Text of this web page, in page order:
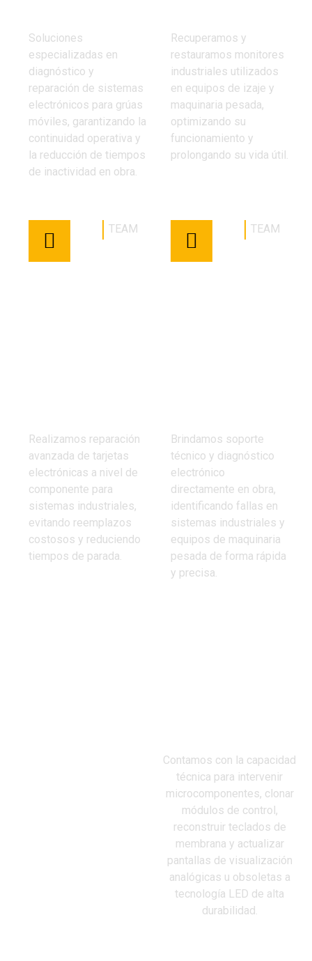
Soluciones
especializadas en
diagnóstico y
reparación de sistemas
electrónicos para grúas
móviles, garantizando la
continuidad operativa y
la reducción de tiempos
de inactividad en obra.
Recuperamos y
restauramos monitores
industriales utilizados
en equipos de izaje y
maquinaria pesada,
optimizando su
funcionamiento y
prolongando su vida útil.
TEAM
Realizamos reparación
avanzada de tarjetas
electrónicas a nivel de
componente para
sistemas industriales,
evitando reemplazos
costosos y reduciendo
tiempos de parada.
TEAM
Brindamos soporte
técnico y diagnóstico
electrónico
directamente en obra,
identificando fallas en
sistemas industriales y
equipos de maquinaria
pesada de forma rápida
y precisa.
ESPECIALIZADOContamos con la capacidad
técnica para intervenir
microcomponentes, clonar
módulos de control,
reconstruir teclados de
membrana y actualizar
pantallas de visualización
analógicas u obsoletas a
tecnología LED de alta
durabilidad.